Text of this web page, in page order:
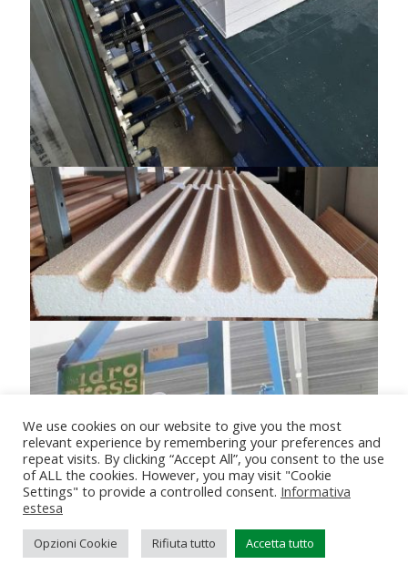
We use cookies on our website to give you the most
relevant experience by remembering your preferences and
repeat visits. By clicking “Accept All”, you consent to the use
of ALL the cookies. However, you may visit "Cookie
Settings" to provide a controlled consent. Informativa
estesa
Opzioni Cookie Rifiuta tutto Accetta tutto